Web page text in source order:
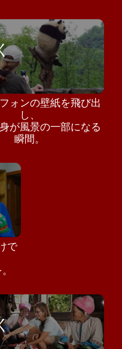
ォンの壁紙を飛び出
し、
が風景の一部になる
瞬間。
で